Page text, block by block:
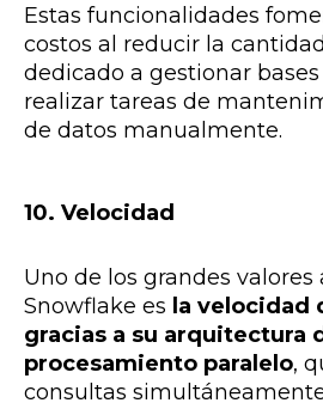
Estas funcionalidades
costos al reducir la
dedicado a gestionar
realizar tareas de
de datos manualmente.
10. Velocidad
Uno de los grandes valores
Snowflake es la velocidad
gracias a su arquitectura
procesamiento paralelo,
consultas